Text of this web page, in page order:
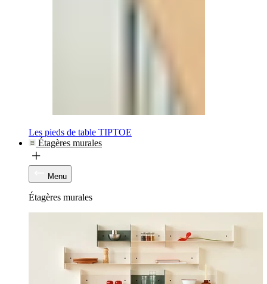
Les pieds de table TIPTOE
Étagères murales
Menu
Étagères murales